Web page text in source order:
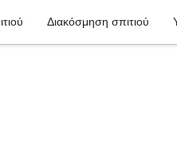
Διακόσμηση σπιτιού